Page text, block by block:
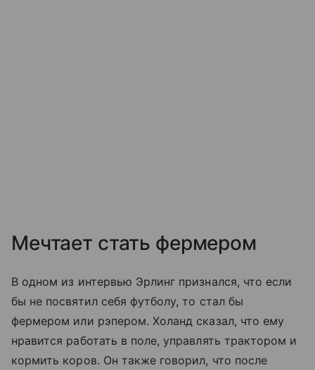
Мечтает стать фермером
В одном из интервью Эрлинг признался, что если
бы не посвятил себя футболу, то стал бы
фермером или рэпером. Холанд сказал, что ему
нравится работать в поле, управлять трактором и
кормить коров. Он также говорил, что после